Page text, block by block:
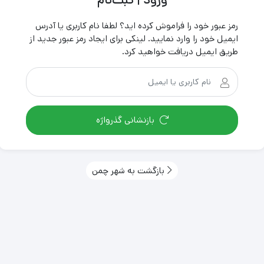
رمز عبور خود را فراموش کرده اید؟ لطفا نام کاربری یا آدرس
ایمیل خود را وارد نمایید. لینکی برای ایجاد رمز عبور جدید از
طریق ایمیل دریافت خواهید کرد.
بازگشت به شهر چمن